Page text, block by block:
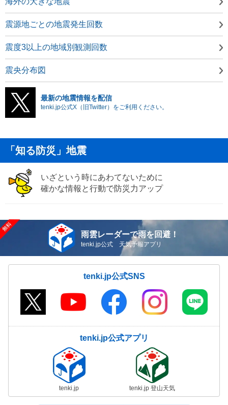
震源地ごとの地震発生回数
震度3以上の地域別観測回数
震央分布図
最新の地震情報を配信
tenki.jp公式X（旧Twitter）をご利用ください。
「知る防災」地震
いざという時にあわてないために
確かな情報と行動で防災力アップ
雨雲レーダーで雨を回避！
tenki.jp公式 天気予報アプリ
tenki.jp公式SNS
tenki.jp公式アプリ
tenki.jp tenki.jp 登山天気